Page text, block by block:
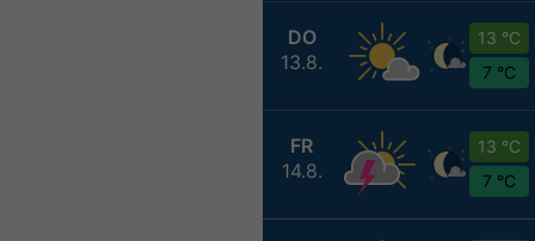
DO
13.8.
13 °C
7 °C
FR
14.8.
13 °C
7 °C